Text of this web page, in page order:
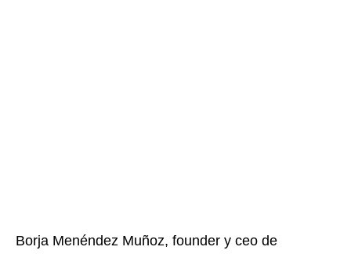
Borja Menéndez Muñoz, founder y ceo de